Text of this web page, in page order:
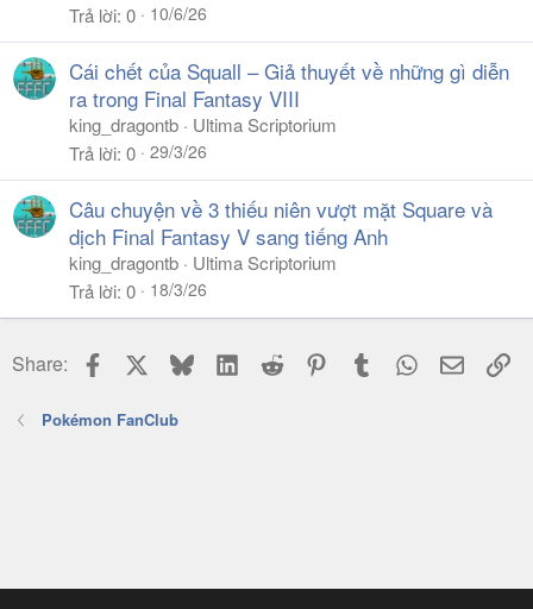
Trả lời 0 10/6/26
Cái chết của Squall – Giả thuyết về những gì diễn
ra trong Final Fantasy VIII
king_dragontb
Ultima Scriptorium
Trả lời 0 29/3/26
Câu chuyện về 3 thiếu niên vượt mặt Square và
dịch Final Fantasy V sang tiếng Anh
king_dragontb
Ultima Scriptorium
Trả lời 0 18/3/26
Share: Facebook BlueskyLinkedIn
Reddit PinterestTumblr WhatsApp
Email
Pokémon FanClub